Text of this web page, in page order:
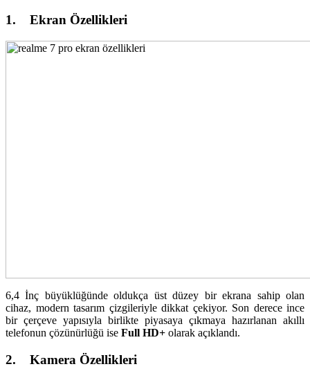
1. Ekran Özellikleri
6,4 İnç büyüklüğünde oldukça üst düzey bir ekrana sahip olan
cihaz, modern tasarım çizgileriyle dikkat çekiyor. Son derece ince
bir çerçeve yapısıyla birlikte piyasaya çıkmaya hazırlanan akıllı
telefonun çözünürlüğü ise Full HD+ olarak açıklandı.
2. Kamera Özellikleri